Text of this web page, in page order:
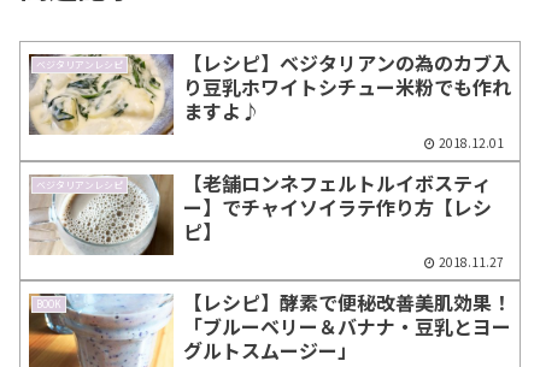
ベジタリアンレシピ
【レシピ】ベジタリアンの為のカブ入
り豆乳ホワイトシチュー米粉でも作れ
ますよ♪
2018.12.01
ベジタリアンレシピ
【老舗ロンネフェルトルイボスティ
ー】でチャイソイラテ作り方【レシ
ピ】
2018.11.27
BOOK
【レシピ】酵素で便秘改善美肌効果！
「ブルーベリー＆バナナ・豆乳とヨー
グルトスムージー」